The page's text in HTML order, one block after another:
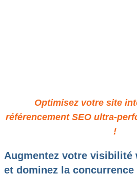
Optimisez votre site
référencement SEO ultra-
!
Augmentez votre visibilité
et dominez la concurrence